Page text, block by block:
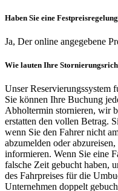
Haben Sie eine
Ja, Der online angegebene
Wie lauten Ihre
Unser Reservierungssystem
Sie können Ihre Buchung
Abholtermin stornieren, wir
erstatten den vollen Betrag.
wenn Sie den Fahrer nicht
abzumelden oder
informieren. Wenn Sie eine
falsche Zeit gebucht haben,
des Fahrpreises für die
Unternehmen doppelt